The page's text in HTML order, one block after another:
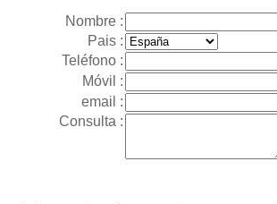
Nombre :
Pais :
Teléfono :
Móvil :
email :
Consulta :